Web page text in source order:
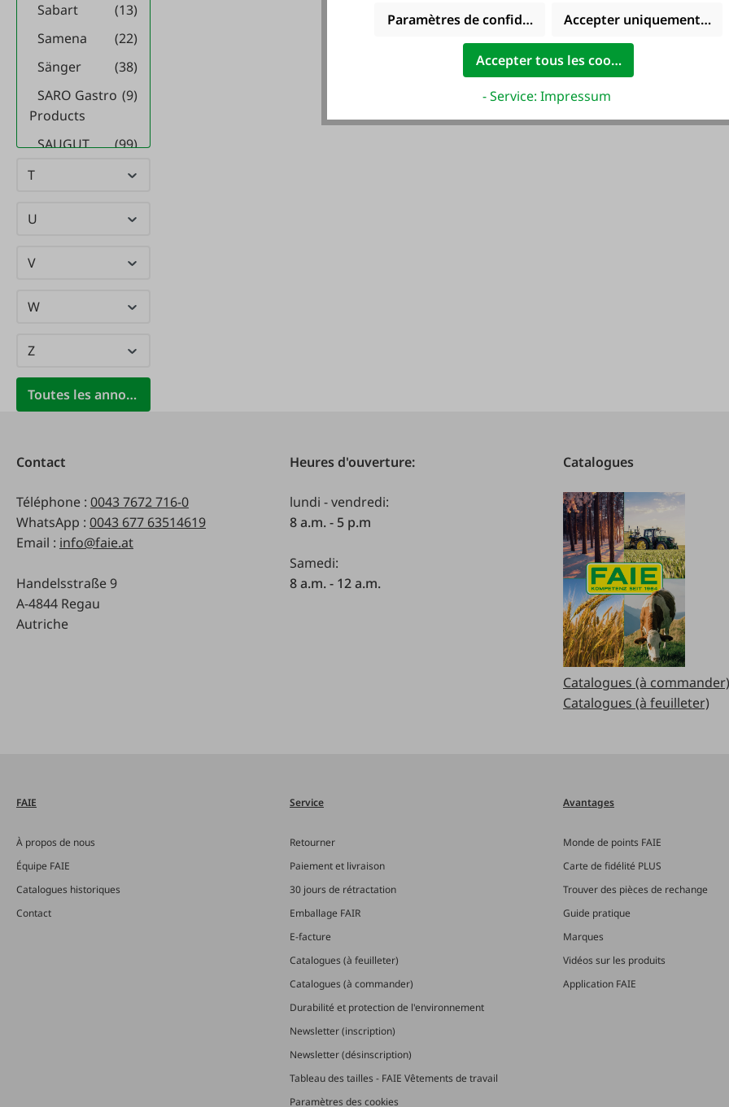
(13)
Sabart
(22)
Samena
(38)
Sänger
(9)
SARO Gastro
Products
(99)
SAUGUT
(5)
Slicing Machines
(21)
(12)
(223)
Schröckenfux
Schweißkraft
(6)
Seat
Seifenkontor
Servus
SMOKI
T
U
V
W
Z
Toutes les annonces
Contact
Téléphone : 0043 7672 716-0
WhatsApp : 0043 677 63514619
Email : info@faie.at
Handelsstraße 9
A-4844 Regau
Autriche
Heures d'ouverture:
lundi - vendredi:
8 a.m. - 5 p.m
Samedi:
8 a.m. - 12 a.m.
Catalogues
Catalogues (à commander)
Catalogues (à feuilleter)
FAIE
À propos de nous
Équipe FAIE
Catalogues historiques
Contact
Service
Retourner
Paiement et livraison
30 jours de rétractation
Emballage FAIR
E-facture
Catalogues (à feuilleter)
Catalogues (à commander)
Durabilité et protection de l'environnement
Newsletter (inscription)
Newsletter (désinscription)
Tableau des tailles - FAIE Vêtements de travail
Paramètres des cookies
Avantages
Monde de points FAIE
Carte de fidélité PLUS
Trouver des pièces de rechange
Guide pratique
Marques
Vidéos sur les produits
Application FAIE
Paramètres de confidentialitéAccepter uniquement les
Accepter tous les cookies
- Service: Impressum